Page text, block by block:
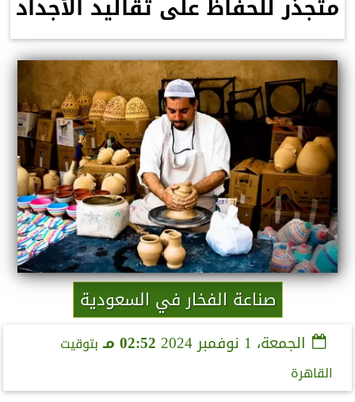
متجذِّر للحفاظ على تقاليد الأجداد
صناعة الفخار في السعودية
الجمعة، 1 نوفمبر 2024 02:52 مـ
بتوقيت
القاهرة